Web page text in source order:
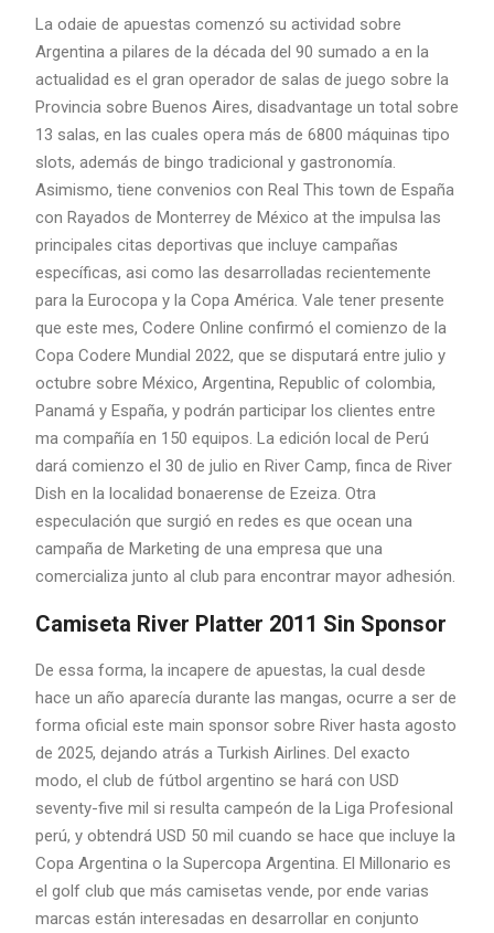
La odaie de apuestas comenzó su actividad sobre
Argentina a pilares de la década del 90 sumado a en la
actualidad es el gran operador de salas de juego sobre la
Provincia sobre Buenos Aires, disadvantage un total sobre
13 salas, en las cuales opera más de 6800 máquinas tipo
slots, además de bingo tradicional y gastronomía.
Asimismo, tiene convenios con Real This town de España
con Rayados de Monterrey de México at the impulsa las
principales citas deportivas que incluye campañas
específicas, asi como las desarrolladas recientemente
para la Eurocopa y la Copa América. Vale tener presente
que este mes, Codere Online confirmó el comienzo de la
Copa Codere Mundial 2022, que se disputará entre julio y
octubre sobre México, Argentina, Republic of colombia,
Panamá y España, y podrán participar los clientes entre
ma compañía en 150 equipos. La edición local de Perú
dará comienzo el 30 de julio en River Camp, finca de River
Dish en la localidad bonaerense de Ezeiza. Otra
especulación que surgió en redes es que ocean una
campaña de Marketing de una empresa que una
comercializa junto al club para encontrar mayor adhesión.
Camiseta River Platter 2011 Sin Sponsor
De essa forma, la incapere de apuestas, la cual desde
hace un año aparecía durante las mangas, ocurre a ser de
forma oficial este main sponsor sobre River hasta agosto
de 2025, dejando atrás a Turkish Airlines. Del exacto
modo, el club de fútbol argentino se hará con USD
seventy-five mil si resulta campeón de la Liga Profesional
perú, y obtendrá USD 50 mil cuando se hace que incluye la
Copa Argentina o la Supercopa Argentina. El Millonario es
el golf club que más camisetas vende, por ende varias
marcas están interesadas en desarrollar en conjunto